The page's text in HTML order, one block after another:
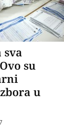
sva
su
u